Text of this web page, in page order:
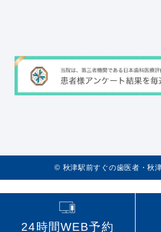
©️ 秋津駅前すぐの歯医者・秋
24時間WEB予約